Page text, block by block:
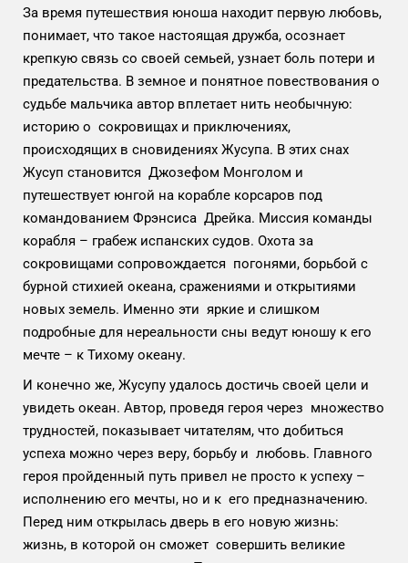
За время путешествия юноша находит первую любовь,
понимает, что такое настоящая дружба, осознает
крепкую связь со своей семьей, узнает боль потери и
предательства. В земное и понятное повествования о
судьбе мальчика автор вплетает нить необычную:
историю о сокровищах и приключениях,
происходящих в сновидениях Жусупа. В этих снах
Жусуп становится Джозефом Монголом и
путешествует юнгой на корабле корсаров под
командованием Фрэнсиса Дрейка. Миссия команды
корабля – грабеж испанских судов. Охота за
сокровищами сопровождается погонями, борьбой с
бурной стихией океана, сражениями и открытиями
новых земель. Именно эти яркие и слишком
подробные для нереальности сны ведут юношу к его
мечте – к Тихому океану.
И конечно же, Жусупу удалось достичь своей цели и
увидеть океан. Автор, проведя героя через множество
трудностей, показывает читателям, что добиться
успеха можно через веру, борьбу и любовь. Главного
героя пройденный путь привел не просто к успеху –
исполнению его мечты, но и к его предназначению.
Перед ним открылась дверь в его новую жизнь:
жизнь, в которой он сможет совершить великие